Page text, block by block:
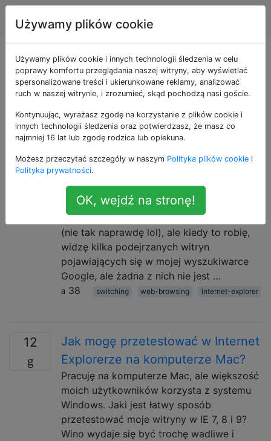
Apple Tagi
Pytania otagowane
jako internet-explorer
3
Czy nie ma czegoś takiego jak
Microsoft Internet Explorer dla
Mac OS X?
To jest mój pierwszy Mac i zastanawiam
się: czy nie ma Microsoft Internet Explorer
dla Mac OS X? Jestem programistą stron
internetowych i potrzebuję przeglądarki IE
(nie tak naprawdę lol), ale kiedy to robię,
widzę kilka podejrzanych witryn
pojawiających się w mojej wyszukiwarce
Google, ale żadna z nich nie jest …
38
switching web-browsing internet-explorer
12
Jak mogę przetestować w Internet
Explorerze na komputerze Mac?
Pracuję na komputerze Mac, ale większość
moich użytkowników korzysta z systemu
Windows. Jaki jest łatwy sposób
przetestować moje witryny w IE 7, 8 i 9?
Wino wydaje się być trochę wadliwe i
Używamy plików cookie
Używamy plików cookie i innych technologii śledzenia w celu
poprawy komfortu przeglądania naszej witryny, aby wyświetlać
spersonalizowane treści i ukierunkowane reklamy, analizować
ruch w naszej witrynie, i zrozumieć, skąd pochodzą nasi goście.
Kontynuując, wyrażasz zgodę na korzystanie z plików cookie i
innych technologii śledzenia oraz potwierdzasz, że masz co
najmniej 16 lat lub zgodę rodzica lub opiekuna.
Możesz przeczytać szczegóły w naszym Polityka plików cookie i
Polityka prywatności.
OK, wejdź na stronę!